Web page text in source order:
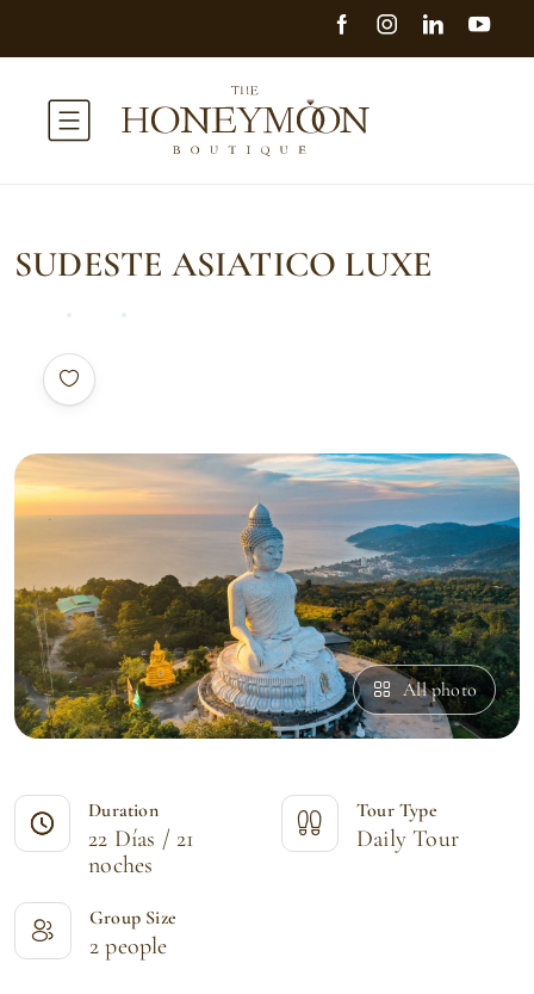
SUDESTE ASIATICO LUXE
All photo
Duration
22 Días / 21
noches
Tour Type
Daily Tour
Group Size
2 people